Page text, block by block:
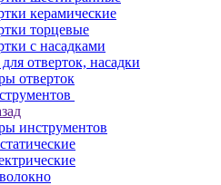
керамические
торцевые
с насадками
отверток, насадки
отверток
инструментов